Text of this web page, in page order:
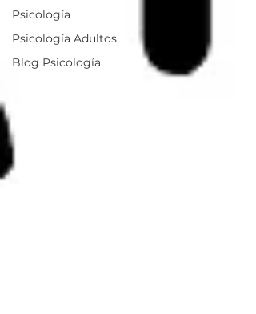
Psicología
Psicología Adultos
Blog Psicología